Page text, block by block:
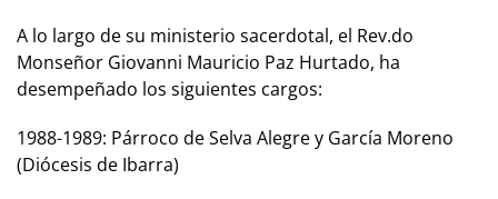
A lo largo de su ministerio sacerdotal, el Rev.do
Monseñor Giovanni Mauricio Paz Hurtado, ha
desempeñado los siguientes cargos:
1988-1989: Párroco de Selva Alegre y García Moreno
(Diócesis de Ibarra)